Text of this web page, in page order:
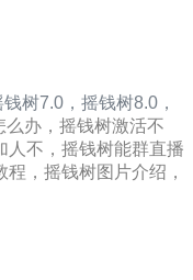
树7.0， 摇钱树8.0，
办，摇钱树激活不
人不，摇钱树能群直播
，摇钱树图片介绍，